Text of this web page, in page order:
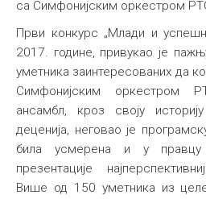
са Симфонијским оркестром
Први конкурс „Млади и
2017. године, привукао је
уметника заинтересованих да
Симфонијским оркестром
ансамбл, кроз своју
деценија, неговао је
била усмерена и у правцу
презентације
Више од 150 уметника из